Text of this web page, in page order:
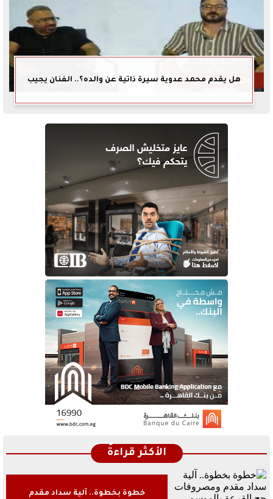
هل يقدم محمد عدوية سيرة ذاتية عن والده؟.. الفنان يجيب
الأكثر قراءةً
خطوة بخطوة.. آلية سداد مقدم